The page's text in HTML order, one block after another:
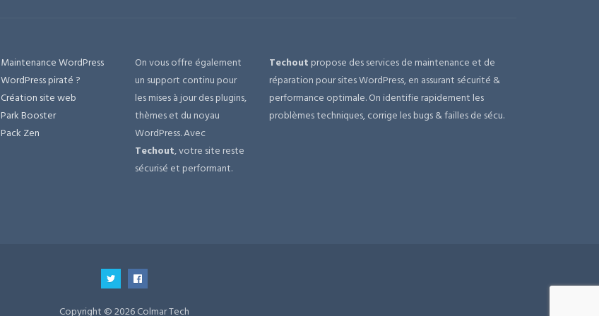
Maintenance WordPress
WordPress piraté ?
Création site web
Park Booster
Pack Zen
On vous offre également
un support continu pour
les mises à jour des plugins,
thèmes et du noyau
WordPress. Avec
Techout, votre site reste
sécurisé et performant.
Techout propose des services de maintenance et de
réparation pour sites WordPress, en assurant sécurité &
performance optimale. On identifie rapidement les
problèmes techniques, corrige les bugs & failles de sécu.
Copyright © 2026 Colmar Tech